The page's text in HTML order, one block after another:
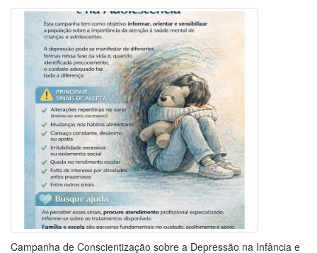
Campanha de Conscientização sobre a Depressão na Infância e